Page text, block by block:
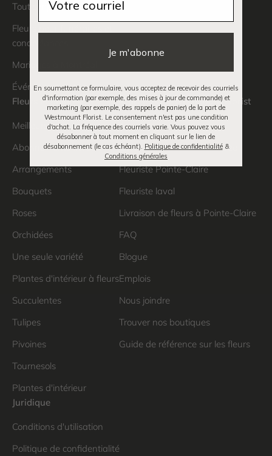
Tout simplement
Fleurs pour funérailles et
condoléances
Mariages à Montréal
Événements à Montréal
Fleurs et plantes
Meilleurs vendeurs
Abonnements floraux
Arrangements
Bouquets
Roses
Orchidées
Une seule variété
Plantes d'intérieur à fleurs
Succulentes
Tulipes
Pivoines
Tournesols
Plantes d'intérieur
À propos de Westmount Florist
À propos
Livraison de fleurs à Montréal
Fleuriste Pointe-Claire
Fleuriste laval
Livraison de fleurs à Pointe-Claire
FAQ
Blogue
Emplois
Nous joindre
Trouver nos boutiques
Guide de référence sur les fleurs
Juridique
Conditions d'utilisation
Politique de confidentialité
Je m'abonne
En soumettant ce formulaire, vous acceptez de recevoir des courriels
d'information (par exemple, des mises à jour de commande) et
marketing (par exemple, des rappels de panier) de la part de
Westmount Florist. Le consentement n'est pas une condition
d'achat. La fréquence des courriels varie. Vous pouvez vous
désabonner à tout moment en cliquant sur le lien de
désabonnement (le cas échéant). Politique de confidentialité&
Conditions générales